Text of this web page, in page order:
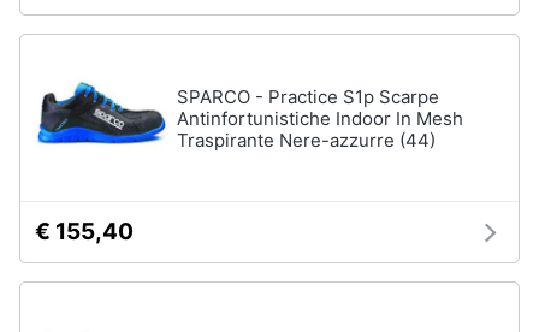
SPARCO - Practice S1p Scarpe
Antinfortunistiche Indoor In Mesh
Traspirante Nere-azzurre (44)
€ 155,40